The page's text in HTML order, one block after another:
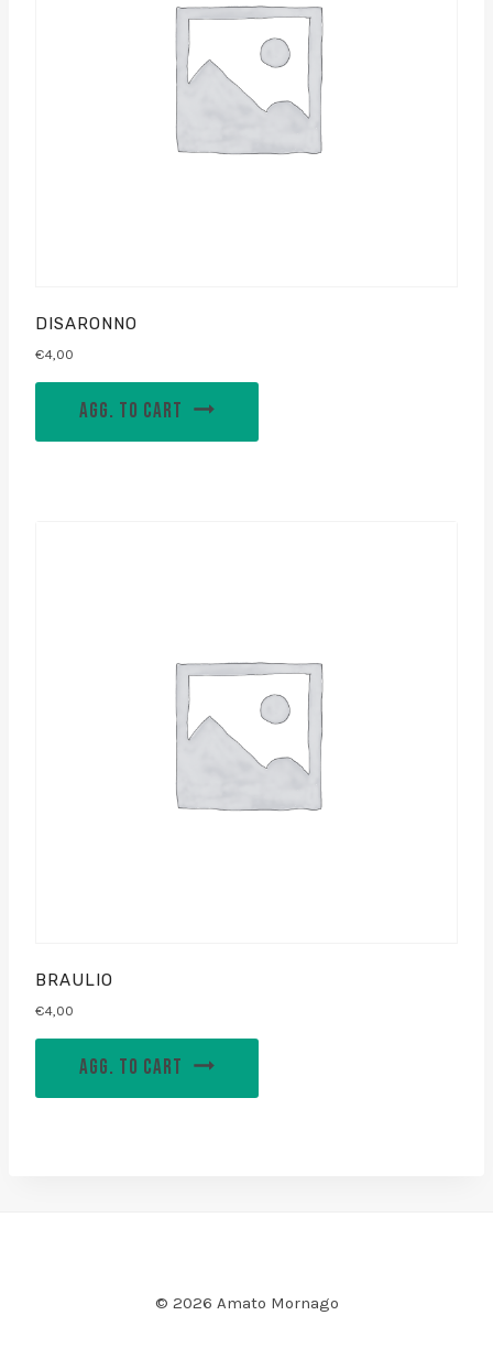
DISARONNO
€4,00
AGG. TO CART
BRAULIO
€4,00
AGG. TO CART
© 2026 Amato Mornago